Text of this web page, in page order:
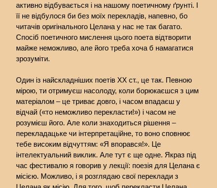
активно відбувається і на нашому поетичному ґрунті. І
її не відбулося би без моїх перекладів, напевно, бо
читачів оригінального Целана у нас не так багато.
Спосіб поетичного мислення цього поета відтворити
майже неможливо, але його треба хоча б намагатися
зрозуміти.
Один із найскладніших поетів ХХ ст., це так. Певною
мірою, ти отримуєш насолоду, коли борюкаєшся з цим
матеріалом – це триває довго, і часом впадаєш у
відчай («то неможливо перекласти!») і часом не
розумієш його. Але коли знаходиться рішення –
перекладацьке чи інтерпретаційне, то воно сповнює
тебе високим відчуттям: «Я впорався!». Це
інтелектуальний виклик. Але тут є ще одне. Якраз під
час фестивалю я говорив у лекції: поезія для Целана є
місією. Можливо, і я розглядаю свої переклади з